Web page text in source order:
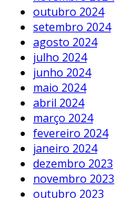
outubro 2024
setembro 2024
agosto 2024
julho 2024
junho 2024
maio 2024
abril 2024
março 2024
fevereiro 2024
janeiro 2024
dezembro 2023
novembro 2023
outubro 2023